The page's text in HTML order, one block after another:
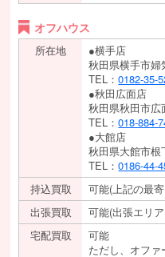
オフハウス
所在地
●横手店
秋田県横手市
TEL：0182-35-
●秋田広面店
秋田県秋田市広
TEL：018-884-
●大館店
秋田県大館市根
TEL：0186-44-
持込買取
可能(上記の最
出張買取
可能(出張エリ
宅配買取
可能
ただし、オフ